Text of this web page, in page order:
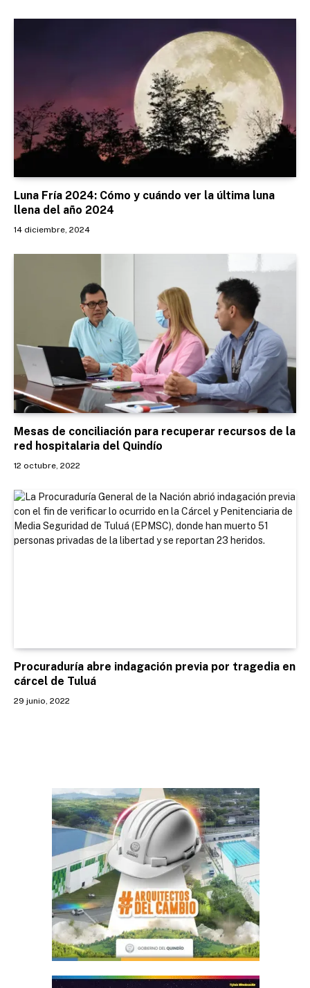
Luna Fría 2024: Cómo y cuándo ver la última luna
llena del año 2024
14 diciembre, 2024
Mesas de conciliación para recuperar recursos de la
red hospitalaria del Quindío
12 octubre, 2022
Procuraduría abre indagación previa por tragedia en
cárcel de Tuluá
29 junio, 2022